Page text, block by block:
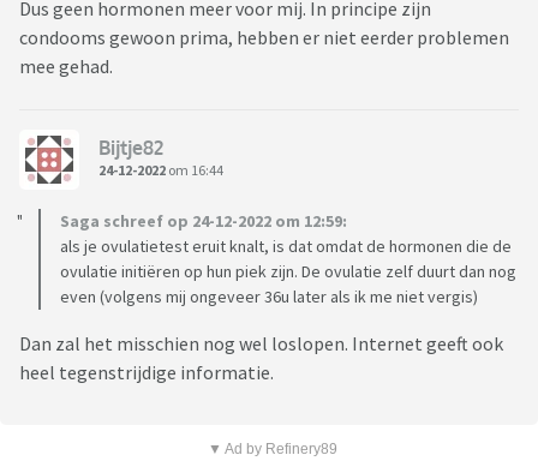
Dus geen hormonen meer voor mij. In principe zijn
condooms gewoon prima, hebben er niet eerder problemen
mee gehad.
Bijtje82
24-12-2022 om 16:44
Saga schreef op 24-12-2022 om 12:59:
als je ovulatietest eruit knalt, is dat omdat de hormonen die de
ovulatie initiëren op hun piek zijn. De ovulatie zelf duurt dan nog
even (volgens mij ongeveer 36u later als ik me niet vergis)
Dan zal het misschien nog wel loslopen. Internet geeft ook
heel tegenstrijdige informatie.
▼ Ad by Refinery89